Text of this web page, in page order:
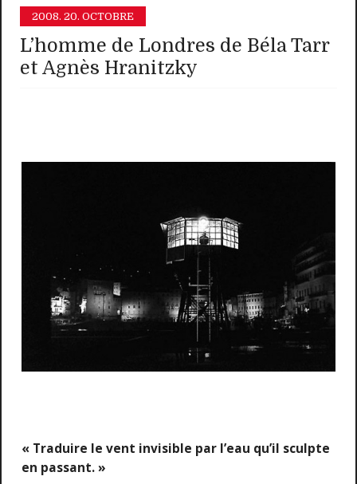
2008. 20. OCTOBRE
L’homme de Londres de Béla Tarr
et Agnès Hranitzky
« Traduire le vent invisible par l’eau qu’il sculpte
en passant. »